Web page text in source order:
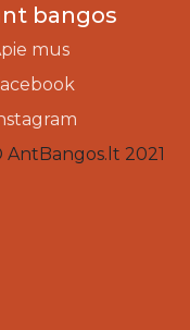
bangos
mus
AntBangos.lt 2021